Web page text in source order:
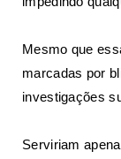
Mesmo que
marcadas por
investigações
Serviriam